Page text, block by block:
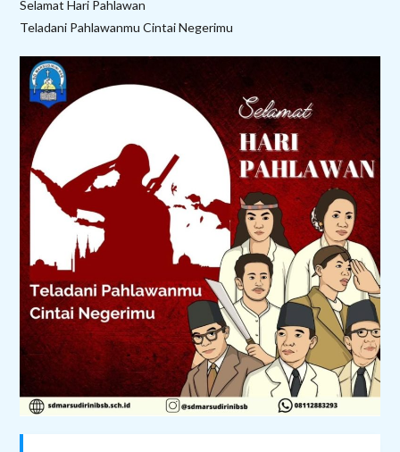
Selamat Hari Pahlawan
Teladani Pahlawanmu Cintai Negerimu